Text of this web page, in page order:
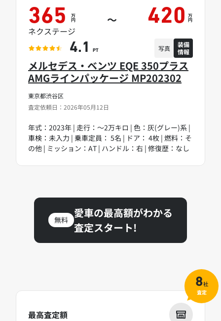
東京都渋谷区
査定依頼日：2026年05月12日
メルセデス・ベンツ EQE 350プラス
AMGラインパッケージ MP202302
年式：2023年 | 走行：～2万キロ | 色：灰(グレー)系 |
車検：未入力 | 乗車定員： 5名 | ドア： 4枚 | 燃料：そ
の他 | ミッション：AT | ハンドル：右 | 修復歴：なし
365 万
円 ～ 420 万
円
ネクステージ
4.1 PT 写真
装備
情報
無料
愛車の最高額がわかる
査定スタート!
最高査定額
8社
査定